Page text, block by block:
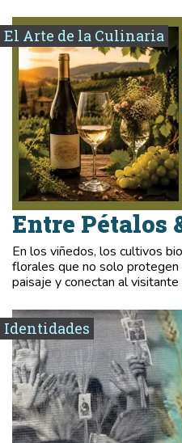
El Arte de la Culinaria
Entre Pétalos
En los viñedos, los cultivos
florales que no solo protegen
paisaje y conectan al
Identidades